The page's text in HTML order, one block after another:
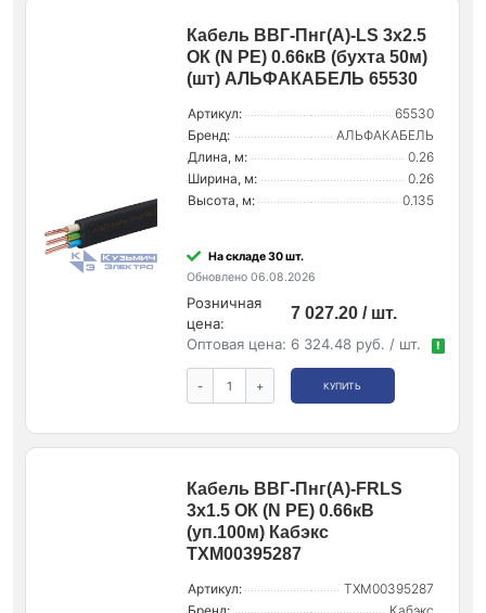
Кабель ВВГ-Пнг(А)-LS 3х2.5
ОК (N PE) 0.66кВ (бухта 50м)
(шт) АЛЬФАКАБЕЛЬ 65530
Артикул:
65530
Бренд:
АЛЬФАКАБЕЛЬ
Длина, м:
0.26
Ширина, м:
0.26
Высота, м:
0.135
На складе 30 шт.
Обновлено 06.08.2026
Розничная
цена:
7 027.20 / шт.
Оптовая цена: 6 324.48 руб. / шт. !
- + КУПИТЬ
Кабель ВВГ-Пнг(А)-FRLS
3х1.5 ОК (N PE) 0.66кВ
(уп.100м) Кабэкс
ТХМ00395287
Артикул:
ТХМ00395287